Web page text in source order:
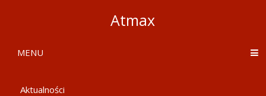
Atmax
MENU
Aktualności